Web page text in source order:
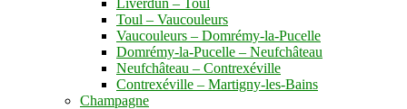
Liverdun – Toul
Toul – Vaucouleurs
Vaucouleurs – Domrémy-la-Pucelle
Domrémy-la-Pucelle – Neufchâteau
Neufchâteau – Contrexéville
Contrexéville – Martigny-les-Bains
Champagne